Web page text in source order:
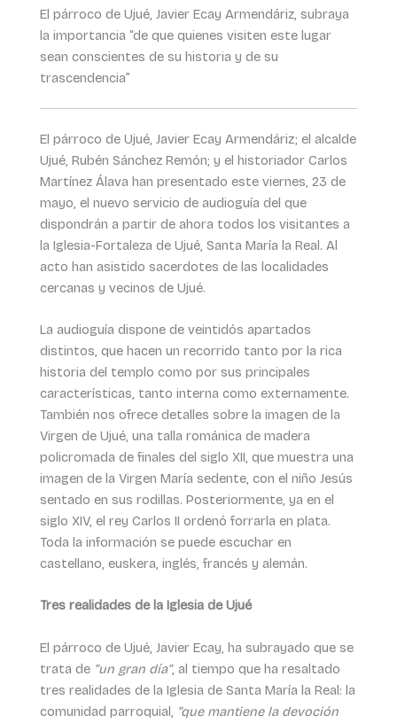
El párroco de Ujué, Javier Ecay Armendáriz, subraya
la importancia “de que quienes visiten este lugar
sean conscientes de su historia y de su
trascendencia”
El párroco de Ujué, Javier Ecay Armendáriz; el alcalde
Ujué, Rubén Sánchez Remón; y el historiador Carlos
Martínez Álava han presentado este viernes, 23 de
mayo, el nuevo servicio de audioguía del que
dispondrán a partir de ahora todos los visitantes a
la Iglesia-Fortaleza de Ujué, Santa María la Real. Al
acto han asistido sacerdotes de las localidades
cercanas y vecinos de Ujué.
La audioguía dispone de veintidós apartados
distintos, que hacen un recorrido tanto por la rica
historia del templo como por sus principales
características, tanto interna como externamente.
También nos ofrece detalles sobre la imagen de la
Virgen de Ujué, una talla románica de madera
policromada de finales del siglo XII, que muestra una
imagen de la Virgen María sedente, con el niño Jesús
sentado en sus rodillas. Posteriormente, ya en el
siglo XIV, el rey Carlos II ordenó forrarla en plata.
Toda la información se puede escuchar en
castellano, euskera, inglés, francés y alemán.
Tres realidades de la Iglesia de Ujué
El párroco de Ujué, Javier Ecay, ha subrayado que se
trata de “un gran día”, al tiempo que ha resaltado
tres realidades de la Iglesia de Santa María la Real: la
comunidad parroquial, “que mantiene la devoción